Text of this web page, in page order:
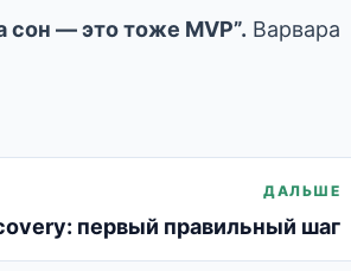
сон — это тоже MVP”. Варвара
ДАЛЬШЕ
первый правильный шаг